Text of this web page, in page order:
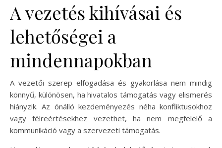
A vezetés kihívásai és
lehetőségei a
mindennapokban
A vezetői szerep elfogadása és gyakorlása nem mindig
könnyű, különösen, ha hivatalos támogatás vagy elismerés
hiányzik. Az önálló kezdeményezés néha konfliktusokhoz
vagy félreértésekhez vezethet, ha nem megfelelő a
kommunikáció vagy a szervezeti támogatás.